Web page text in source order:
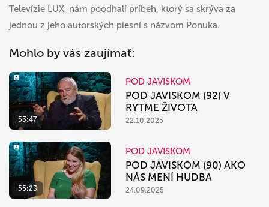
Televízie LUX, nám poodhalí príbeh, ktorý sa skrýva za
jednou z jeho autorských piesní s názvom Ponuka.
Mohlo by vás zaujímať:
53:47
POD JAVISKOM
POD JAVISKOM (92) V
RYTME ŽIVOTA
22.10.2025
55:23
POD JAVISKOM
POD JAVISKOM (90) AKO
NÁS MENÍ HUDBA
24.09.2025